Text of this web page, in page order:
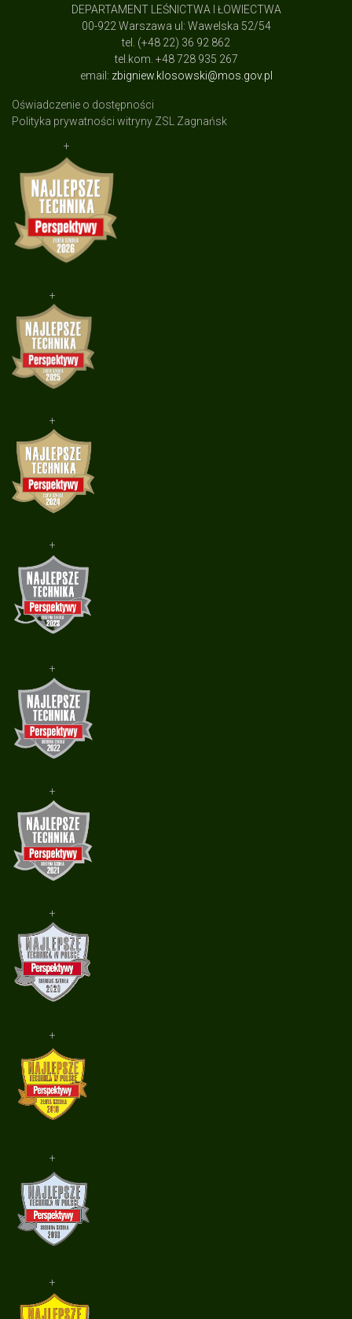
DEPARTAMENT LEŚNICTWA I ŁOWIECTWA
00-922 Warszawa ul: Wawelska 52/54
tel. (+48 22) 36 92 862
tel.kom. +48 728 935 267
email: zbigniew.klosowski@mos.gov.pl
Oświadczenie o dostępności
Polityka prywatności witryny ZSL Zagnańsk
+
+
+
+
+
+
+
+
+
+